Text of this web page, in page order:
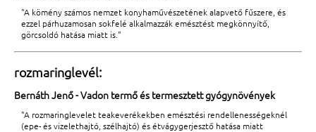
"A kömény számos nemzet konyhaművészetének alapvető fűszere, és
ezzel párhuzamosan sokfelé alkalmazzák emésztést megkönnyítő,
görcsoldó hatása miatt is."
rozmaringlevél:
Bernáth Jenő - Vadon termő és termesztett gyógynövények
"A rozmaringlevelet teakeverékekben emésztési rendellenességeknél
(epe- és vizelethajtó, szélhajtó) és étvágygerjesztő hatása miatt